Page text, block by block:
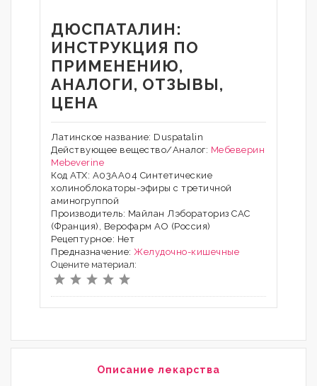
ДЮСПАТАЛИН:
ИНСТРУКЦИЯ ПО
ПРИМЕНЕНИЮ,
АНАЛОГИ, ОТЗЫВЫ,
ЦЕНА
Латинское название: Duspatalin
Действующее вещество/Аналог: Мебеверин
Mebeverine
Код АТХ: A03AA04 Синтетические
холиноблокаторы-эфиры с третичной
аминогруппой
Производитель: Майлан Лэбораториз САС
(Франция), Верофарм АО (Россия)
Рецептурное: Нет
Предназначение: Желудочно-кишечные
Оцените материал:
Описание лекарства